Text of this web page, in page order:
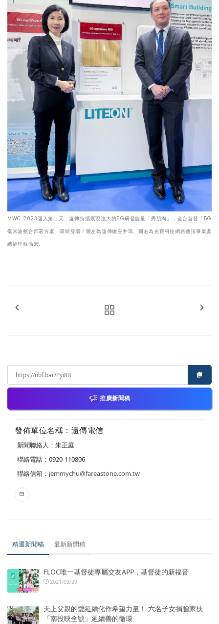
MWC 2023邁入第二天，遠傳持續展現強大的5G研發能量「秀肌肉」，全台首發「5G
毫米波整合部署方案」吸睛登場！圖左為遠傳總座井琪、圖右為光寶科技網路通訊事業處
總經理蘇渝宏。
推廣新聞稿
發佈單位名稱：遠傳電信
新聞聯絡人：朱正庭
聯絡電話：0920-110806
聯絡信箱： jemmychu@fareastone.com.tw
精選新聞稿 最新新聞稿
FLOC唯一基督徒專屬交友APP，基督徒的新福音
2021/03/29
天上父親的愛延續化作希望力量！ 六名子女捐贈家扶
「南投映全號」延續善的循環